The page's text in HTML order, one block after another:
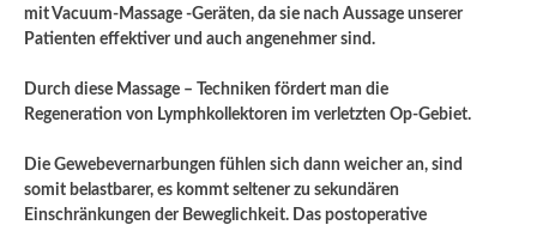
mit Vacuum-Massage -Geräten, da sie nach Aussage unserer
Patienten effektiver und auch angenehmer sind.
Durch diese Massage – Techniken fördert man die
Regeneration von Lymphkollektoren im verletzten Op-Gebiet.
Die Gewebevernarbungen fühlen sich dann weicher an, sind
somit belastbarer, es kommt seltener zu sekundären
Einschränkungen der Beweglichkeit. Das postoperative